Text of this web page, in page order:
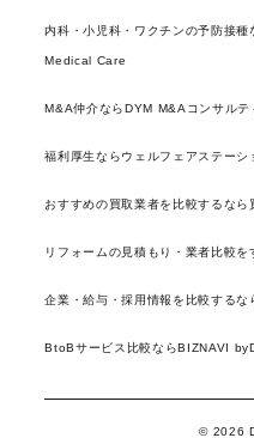
内科・小児科・ワクチンの予防接
Medical Care
M&A仲介ならDYM M&Aコンサルテ
福利厚生ならウェルフェアステーシ
おすすめの買取業者を比較するなら
リフォームの見積もり・業者比較
企業・給与・採用情報を比較するな
BtoBサービス比較ならBIZNAVI
© 2026